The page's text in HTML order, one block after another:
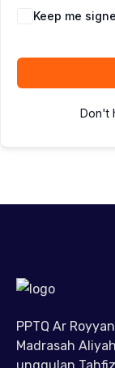
Keep me
Don't
PPTQ Ar
Madrasah